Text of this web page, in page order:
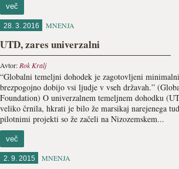
več
28. 3. 2016 MNENJA
UTD, zares univerzalni
Avtor: Rok Kralj
“Globalni temeljni dohodek je zagotovljeni
brezpogojno dobijo vsi ljudje v vseh državah.”
Foundation) O univerzalnem temeljnem dohodku
veliko črnila, hkrati je bilo že marsikaj narejenega
pilotnimi projekti so že začeli na Nizozemskem...
več
2. 9. 2015 MNENJA